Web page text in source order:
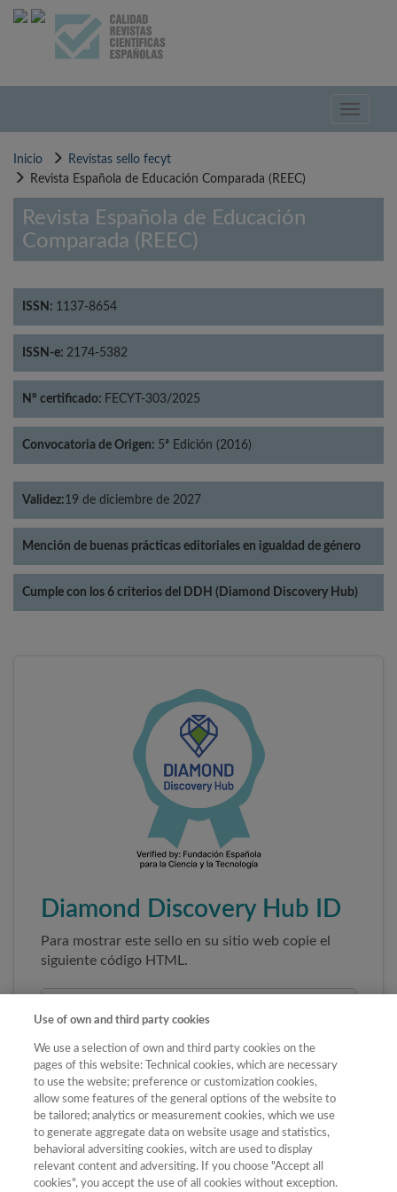
Pasar
Toggle
Inicio
Revistas sello fecyt
Revista Española de Educación Comparada (REEC)
Revista Española de Educación
Comparada (REEC)
ISSN: 1137-8654
ISSN-e: 2174-5382
Nº certificado: FECYT-303/2025
Convocatoria de Origen: 5ª Edición (2016)
Validez:19 de diciembre de 2027
Mención de buenas prácticas editoriales en igualdad de género
Cumple con los 6 criterios del DDH (Diamond Discovery Hub)
Diamond Discovery Hub ID
Para mostrar este sello en su sitio web copie el
siguiente código HTML.
Copiar código
Use of own and third party cookies
We use a selection of own and third party cookies on the
pages of this website: Technical cookies, which are necessary
to use the website; preference or customization cookies,
allow some features of the general options of the website to
be tailored; analytics or measurement cookies, which we use
to generate aggregate data on website usage and statistics,
behavioral adversiting cookies, witch are used to display
relevant content and adversiting. If you choose "Accept all
cookies", you accept the use of all cookies without exception.